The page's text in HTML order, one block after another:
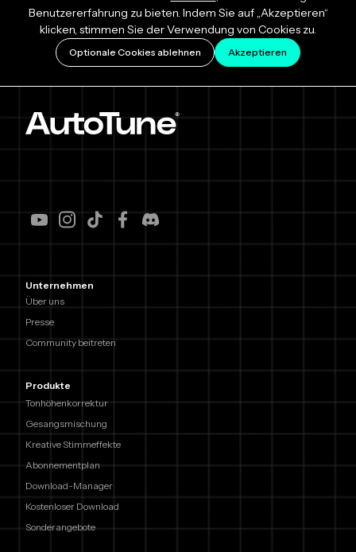
Benutzererfahrung zu bieten. Indem Sie auf „Akzeptieren“
klicken, stimmen Sie der Verwendung von Cookies zu.
Optionale Cookies ablehnen Akzeptieren
Unternehmen
Über uns
Presse
Community beitreten
Produkte
Tonhöhenkorrektur
Gesangsmischung
Kreative Stimmeffekte
Abonnementplan
Download-Manager
Kostenloser Download
Sonderangebote